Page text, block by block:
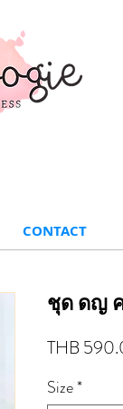
CONTACT
ชุด ดญ
THB
Size*